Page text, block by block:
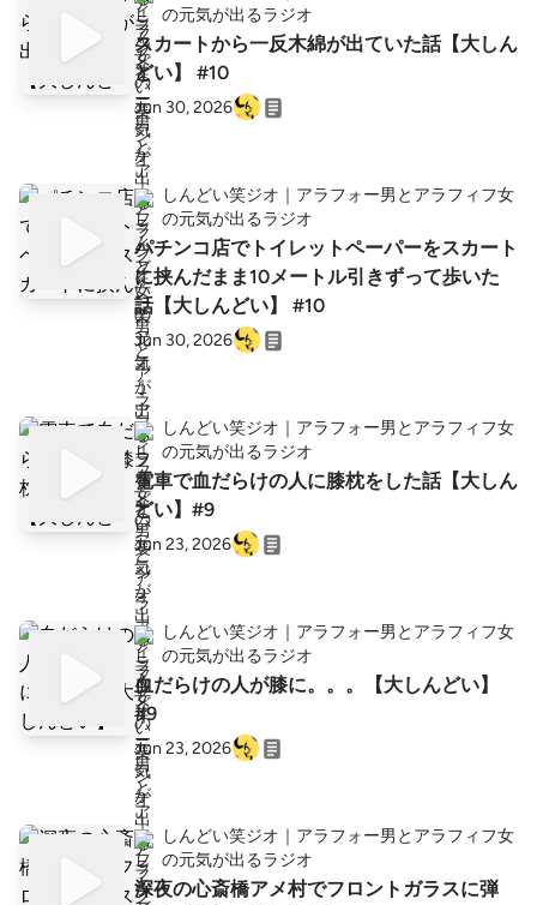
の元気が出るラジオ
スカートから一反木綿が出ていた話【大しん
どい】 #10
Jun 30, 2026
しんどい笑ジオ｜アラフォー男とアラフィフ女
の元気が出るラジオ
パチンコ店でトイレットペーパーをスカート
に挟んだまま10メートル引きずって歩いた
話【大しんどい】 #10
Jun 30, 2026
しんどい笑ジオ｜アラフォー男とアラフィフ女
の元気が出るラジオ
電車で血だらけの人に膝枕をした話【大しん
どい】#9
Jun 23, 2026
しんどい笑ジオ｜アラフォー男とアラフィフ女
の元気が出るラジオ
血だらけの人が膝に。。。【大しんどい】
#9
Jun 23, 2026
しんどい笑ジオ｜アラフォー男とアラフィフ女
の元気が出るラジオ
深夜の心斎橋アメ村でフロントガラスに弾